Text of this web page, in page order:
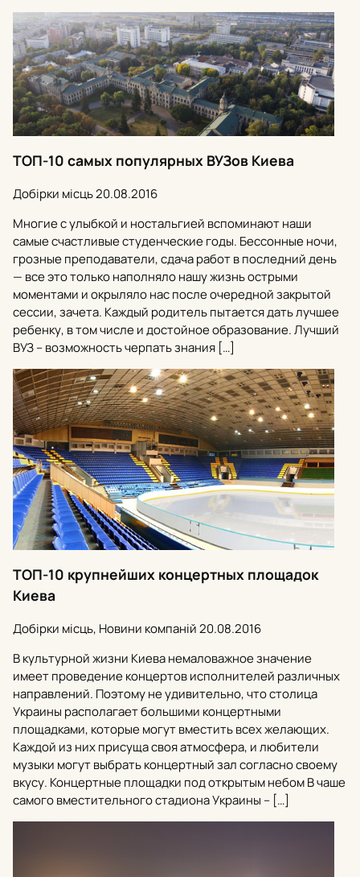
ТОП-10 самых популярных ВУЗов Киева
Добірки місць20.08.2016
Многие с улыбкой и ностальгией вспоминают наши
самые счастливые студенческие годы. Бессонные ночи,
грозные преподаватели, сдача работ в последний день
— все это только наполняло нашу жизнь острыми
моментами и окрыляло нас после очередной закрытой
сессии, зачета. Каждый родитель пытается дать лучшее
ребенку, в том числе и достойное образование. Лучший
ВУЗ – возможность черпать знания […]
ТОП-10 крупнейших концертных площадок
Киева
Добірки місць, Новини компаній20.08.2016
В культурной жизни Киева немаловажное значение
имеет проведение концертов исполнителей различных
направлений. Поэтому не удивительно, что столица
Украины располагает большими концертными
площадками, которые могут вместить всех желающих.
Каждой из них присуща своя атмосфера, и любители
музыки могут выбрать концертный зал согласно своему
вкусу. Концертные площадки под открытым небом В чаше
самого вместительного стадиона Украины – […]